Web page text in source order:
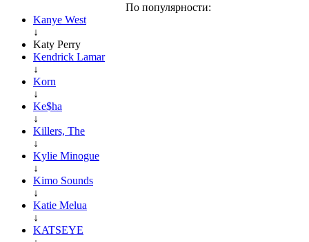
По популярности:
Kanye West
↓
Katy Perry
Kendrick Lamar
↓
Korn
↓
Ke$ha
↓
Killers, The
↓
Kylie Minogue
↓
Kimo Sounds
↓
Katie Melua
↓
KATSEYE